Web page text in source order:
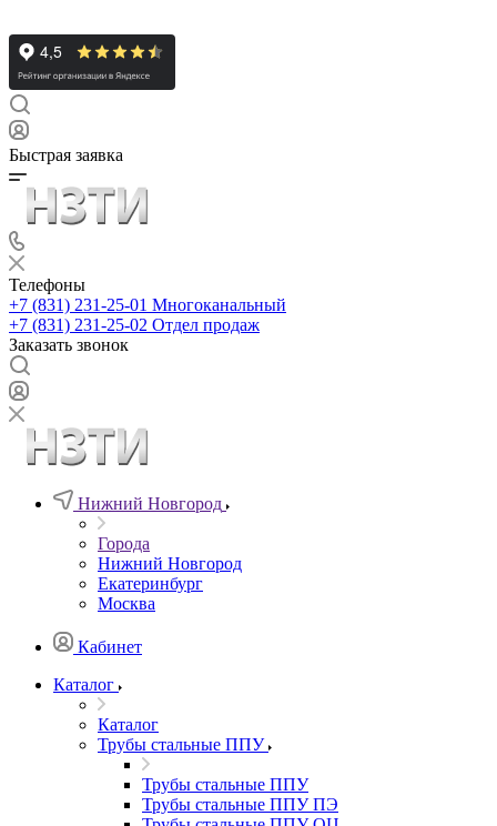
Быстрая заявка
Телефоны
+7 (831) 231-25-01 Многоканальный
+7 (831) 231-25-02 Отдел продаж
Заказать звонок
Нижний Новгород
Города
Нижний Новгород
Екатеринбург
Москва
Кабинет
Каталог
Каталог
Трубы стальные ППУ
Трубы стальные ППУ
Трубы стальные ППУ ПЭ